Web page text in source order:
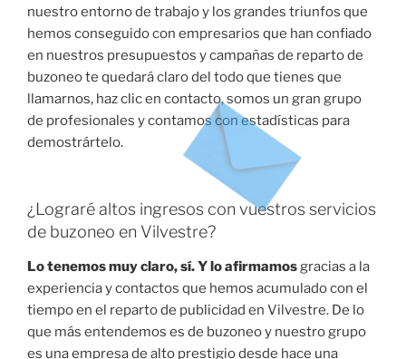
nuestro entorno de trabajo y los grandes triunfos que
hemos conseguido con empresarios que han confiado
en nuestros presupuestos y campañas de reparto de
buzoneo te quedará claro del todo que tienes que
llamarnos, haz clic en contacto, somos un gran grupo
de profesionales y contamos con estadísticas para
demostrártelo.
¿Lograré altos ingresos con vuestros servicios
de buzoneo en Vilvestre?
Lo tenemos muy claro, sí. Y lo afirmamosgracias a la
experiencia y contactos que hemos acumulado con el
tiempo en el reparto de publicidad en Vilvestre. De lo
que más entendemos es de buzoneo y nuestro grupo
es una empresa de alto prestigio desde hace una